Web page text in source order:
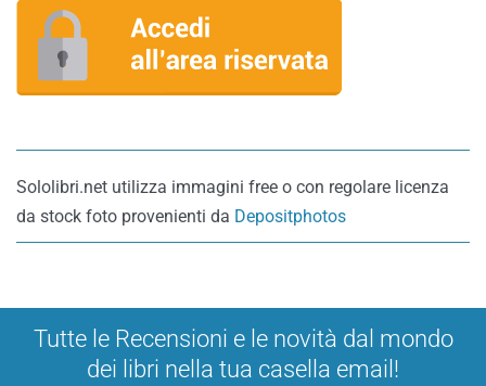
Sololibri.net utilizza immagini free o con regolare licenza
da stock foto provenienti da Depositphotos
Tutte le Recensioni e le novità dal mondo
dei libri nella tua casella email!